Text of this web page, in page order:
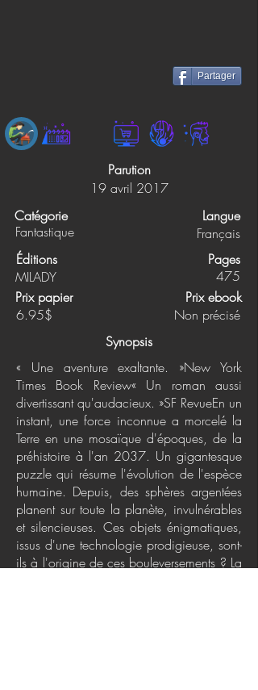
Partager
Parution
19 avril 2017
Catégorie
Fantastique
Langue
Français
Éditions
MILADY
Pages
475
Prix papier
Prix ebook
6.95$
Non précisé
Synopsis
« Une aventure exaltante. »New York
Times Book Review« Un roman aussi
divertissant qu'audacieux. »SF RevueEn un
instant, une force inconnue a morcelé la
Terre en une mosaïque d'époques, de la
préhistoire à l'an 2037. Un gigantesque
puzzle qui résume l'évolution de l'espèce
humaine. Depuis, des sphères argentées
planent sur toute la planète, invulnérables
et silencieuses. Ces objets énigmatiques,
issus d'une technologie prodigieuse, sont-
ils à l'origine de ces bouleversements ? La